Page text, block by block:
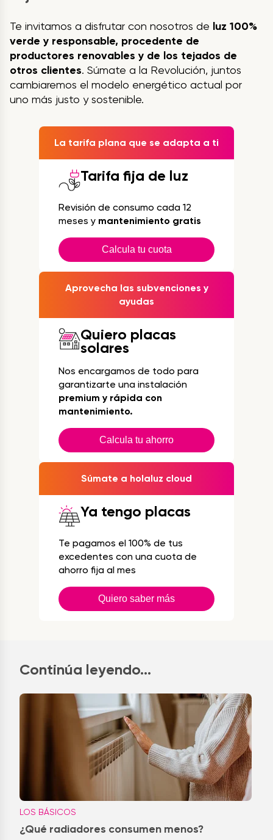
Te invitamos a disfrutar con nosotros de luz 100%
verde y responsable, procedente de
productores renovables y de los tejados de
otros clientes. Súmate a la Revolución, juntos
cambiaremos el modelo energético actual por
uno más justo y sostenible.
La tarifa plana que se adapta a ti
Tarifa fija de luz
Revisión de consumo cada 12
meses y mantenimiento gratis
Calcula tu cuota
Aprovecha las subvenciones y
ayudas
Quiero placas
solares
Nos encargamos de todo para
garantizarte una instalación
premium y rápida con
mantenimiento.
Calcula tu ahorro
Súmate a holaluz cloud
Ya tengo placas
Te pagamos el 100% de tus
excedentes con una cuota de
ahorro fija al mes
Quiero saber más
Continúa leyendo...
LOS BÁSICOS
¿Qué radiadores consumen menos?